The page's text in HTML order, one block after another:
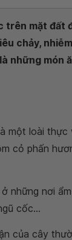
trên mặt đất
chảy,
những món
một loài
cỏ phấn
những nơi
cốc...
của cây